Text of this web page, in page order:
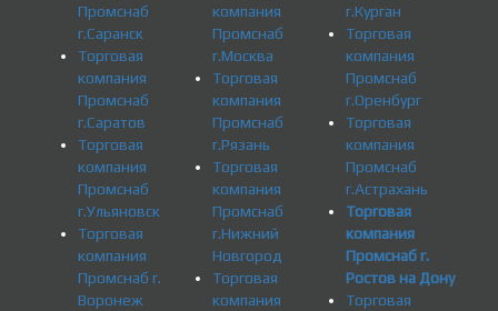
Промснаб
г.Саранск
Торговая
компания
Промснаб
г.Саратов
Торговая
компания
Промснаб
г.Ульяновск
Торговая
компания
Промснаб г.
Воронеж
компания
Промснаб
г.Москва
Торговая
компания
Промснаб
г.Рязань
Торговая
компания
Промснаб
г.Нижний
Новгород
Торговая
компания
г.Курган
Торговая
компания
Промснаб
г.Оренбург
Торговая
компания
Промснаб
г.Астрахань
Торговая
компания
Промснаб г.
Ростов на Дону
Торговая